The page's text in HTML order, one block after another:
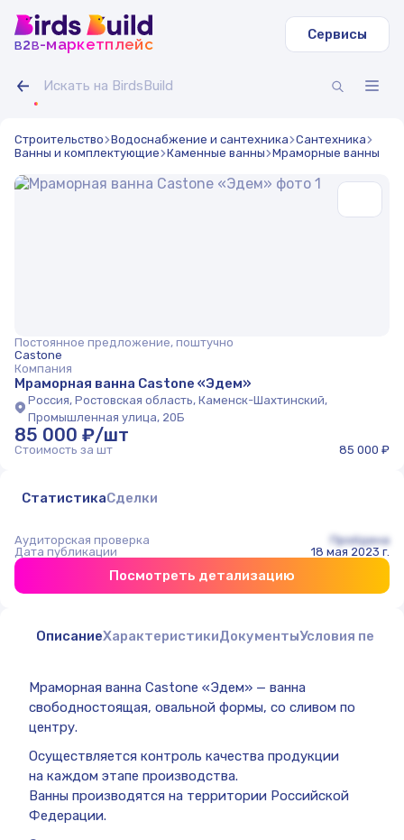
b2b-маркетплейс
Сервисы
Строительство Водоснабжение и сантехника Сантехника
Ванны и комплектующие Каменные ванны Мраморные ванны
Постоянное предложение, поштучно
Castone
Компания
Мраморная ванна Castone «Эдем»
Россия, Ростовская область, Каменск-Шахтинский,
Промышленная улица, 20Б
85 000 ₽/шт
Стоимость за шт 85 000 ₽
СтатистикаСделки
Аудиторская проверка
Пройдена
Дата публикации
18 мая 2023 г.
Посмотреть детализацию
ОписаниеХарактеристикиДокументыУсловия
Мраморная ванна Castone «Эдем» — ванна
свободностоящая, овальной формы, со сливом по
центру.
Осуществляется контроль качества продукции
на каждом этапе производства.
Ванны производятся на территории Российской
Федерации.